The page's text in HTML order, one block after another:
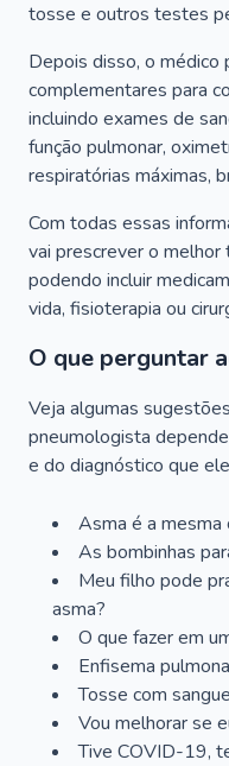
tosse e outros testes
Depois disso, o médico
complementares para
incluindo exames de
função pulmonar,
respiratórias máximas,
Com todas essas
vai prescrever o melhor
podendo incluir
vida, fisioterapia ou
O que perguntar
Veja algumas
pneumologista
e do diagnóstico que
Asma é a mesma
As bombinhas
Meu filho pode
asma?
O que fazer em
Enfisema
Tosse com
Vou melhorar se
Tive COVID-19,